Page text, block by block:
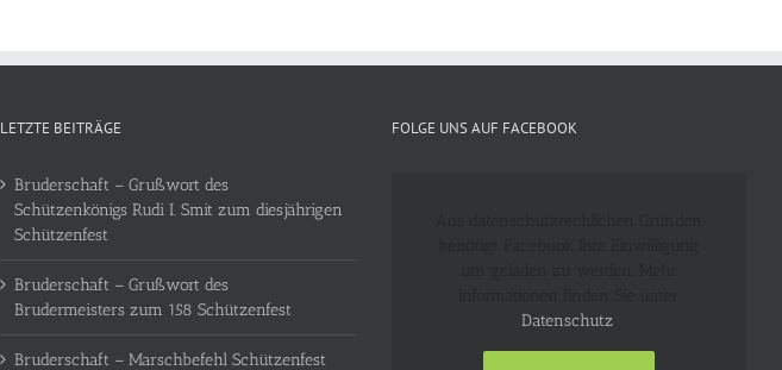
LETZTE BEITRÄGE
Bruderschaft – Grußwort des
Schützenkönigs Rudi I. Smit zum diesjährigen
Schützenfest
Bruderschaft – Grußwort des
Brudermeisters zum 158 Schützenfest
Bruderschaft – Marschbefehl Schützenfest
FOLGE UNS AUF FACEBOOK
Datenschutz